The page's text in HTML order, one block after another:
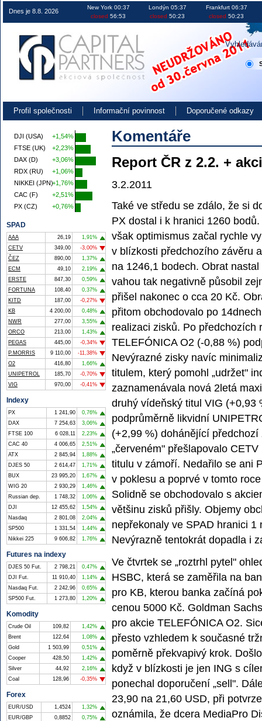
Obchodování na burze v ČR EU i USA investice akcie kurzy
Komentáře
Report ČR z 2.2. +
3.2.2011
Také ve středu se zdálo, že si
PX dostal i k hranici 1260
však optimismus začal rychle
v blízkosti předchozího závěru
na 1246,1 bodech. Obrat
vahou tak negativně působil
přišel nakonec o cca 20 Kč.
přitom obchodovalo po
realizaci zisků. Po předchozích
TELEFÓNICA O2 (-0,88 %)
Nevýrazné zisky navíc
titulem, který pomohl „udržet"
zaznamenávala nová 2letá
druhý vídeňský titul VIG (+0,93
podprůměrně likvidní
(+2,99 %) dohánějící
„červeném" přešlapovalo
titulu v zámoří. Nedařilo se ani
v poklesu a poprvé v tomto
Solidně se obchodovalo s
většinu zisků přišly. Objemy
nepřekonaly ve SPAD hranici
Nevýrazně tentokrát dopadla i
Ve čtvrtek se „roztrhl pytel"
HSBC, která se zaměřila na
pro KB, kterou banka začíná
cenou 5000 Kč. Goldman
pro akcie TELEFÓNICA O2.
přesto vzhledem k současné
poměrně překvapivý krok.
když v blízkosti je jen ING s
ponechal doporučení „sell".
23,90 na 21,60 USD, při
oznámila, že dcera MediaPro
DJI (USA)
FTSE (UK)
DAX (D)
RDX (RU)
NIKKEI (JPN)
CAC (F)
PX (CZ)
+1,54%
+2,23%
+3,06%
+1,06%
+1,76%
+2,51%
+0,76%
SPAD
AAA 26,19
1,91%
CETV
349,00
-3,00%
ČEZ
890,00
1,37%
ECM
49,10
2,19%
ERSTE
847,30
0,59%
FORTUNA
108,40
0,37%
KITD
187,00
-0,27%
KB
4 200,00
0,48%
NWR
277,00
3,55%
ORCO
213,00
1,43%
PEGAS
445,00
-0,34%
P.MORRIS
9 110,00
-11,38%
O2
416,80
1,66%
UNIPETROL
185,70
-0,70%
VIG
970,00 -0,41%
Indexy
PX 1 241,90
0,76%
DAX
7 254,63
3,06%
FTSE 100
6 028,11
2,23%
CAC 40
4 006,65
2,51%
ATX
2 845,94
1,88%
DJES 50
2 614,47
1,71%
BUX
23 995,20
1,67%
WIG 20
2 930,29
1,46%
Russian dep.
1 748,32
1,06%
DJI
12 455,62
1,54%
Nasdaq
2 801,08
2,04%
SP500
1 331,54
1,44%
Nikkei 225
9 606,82 1,76%
Futures na indexy
DJES 50 Fut. 2 798,21
0,47%
DJI Fut.
11 910,40
1,14%
Nasdaq Fut.
2 242,96
0,65%
SP500 Fut.
1 273,80 1,20%
Komodity
Crude Oil 109,82
1,42%
Brent
122,64
1,08%
Gold
1 503,99
0,51%
Cooper
428,50
1,42%
Silver
44,92
2,16%
Coal
128,96 -0,35%
Forex
EUR/USD 1,4524
1,32%
EUR/GBP
0,8852
0,75%
Dnes je 8.8. 2026
New York 00:37
closed 56:53
Londýn 05:37
closed 50:23
Frankfurt 06:37
closed 50:23
Profil společnosti Informační povinnost Doporučené odkazy